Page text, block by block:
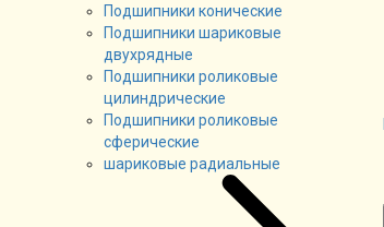
Подшипники конические
Подшипники шариковые
двухрядные
Подшипники роликовые
цилиндрические
Подшипники роликовые
сферические
шариковые радиальные